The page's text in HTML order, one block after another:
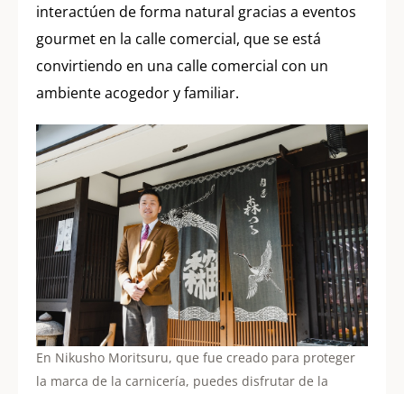
interactúen de forma natural gracias a eventos
gourmet en la calle comercial, que se está
convirtiendo en una calle comercial con un
ambiente acogedor y familiar.
En Nikusho Moritsuru, que fue creado para proteger
la marca de la carnicería, puedes disfrutar de la